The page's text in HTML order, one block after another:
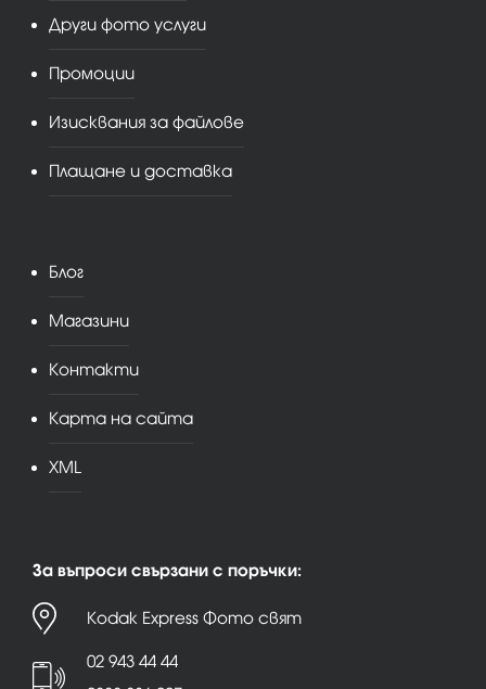
Други фото услуги
Промоции
Изисквания за файлове
Плащане и доставка
Блог
Магазини
Контакти
Карта на сайта
XML
За въпроси свързани с поръчки:
Kodak Express Фото свят
02 943 44 44